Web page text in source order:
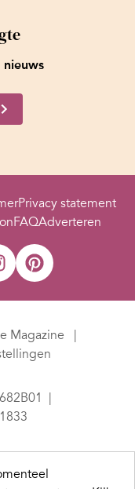
Privacy statement
FAQAdverteren
Magazine